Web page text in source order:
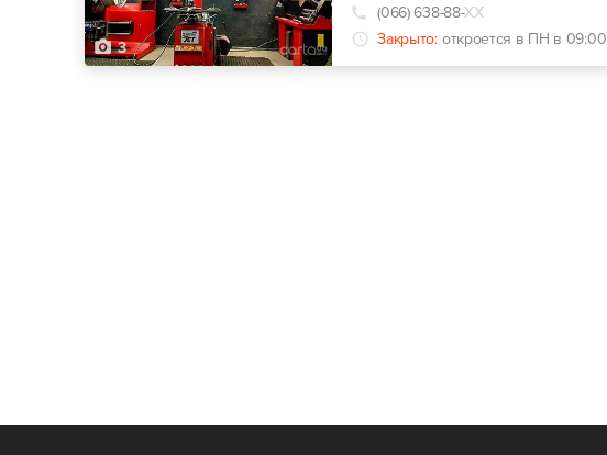
3
(066) 638-88-ХХ
Закрыто: откроется в ПН в 09:00